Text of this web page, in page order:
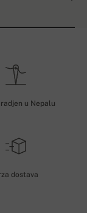
radjen u Nepalu
dostava